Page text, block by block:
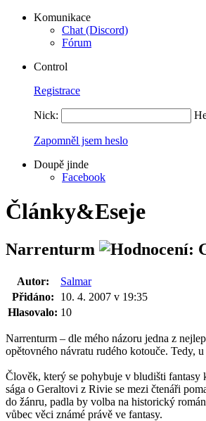
Komunikace
Chat (Discord)
Fórum
Control
Registrace
Nick:
Zapomněl jsem heslo
Doupě jinde
Facebook
Články&Eseje
Narrenturm
Autor:
Salmar
Přidáno:
10. 4. 2007 v 19:35
Hlasovalo: 10
Narrenturm – dle mého názoru jedna z
opětovného návratu rudého kotouče. Tedy,
Člověk, který se pohybuje v bludišti fantasy
sága o Geraltovi z Rivie se mezi čtenáři
do žánru, padla by volba na historický
vůbec věci známé právě ve fantasy.